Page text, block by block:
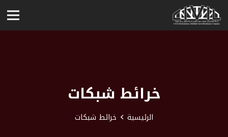
خرائط شبكات
الرئيسية خرائط شبكات